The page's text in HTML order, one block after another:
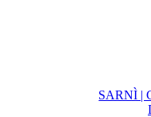
SARNÌ |